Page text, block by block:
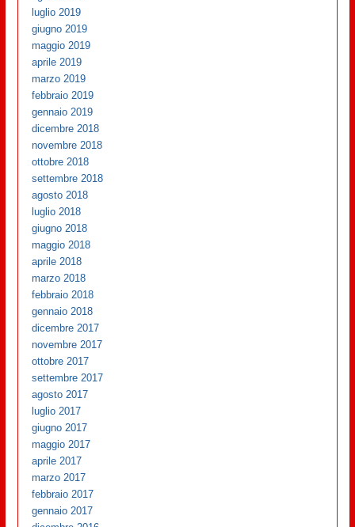
luglio 2019
giugno 2019
maggio 2019
aprile 2019
marzo 2019
febbraio 2019
gennaio 2019
dicembre 2018
novembre 2018
ottobre 2018
settembre 2018
agosto 2018
luglio 2018
giugno 2018
maggio 2018
aprile 2018
marzo 2018
febbraio 2018
gennaio 2018
dicembre 2017
novembre 2017
ottobre 2017
settembre 2017
agosto 2017
luglio 2017
giugno 2017
maggio 2017
aprile 2017
marzo 2017
febbraio 2017
gennaio 2017